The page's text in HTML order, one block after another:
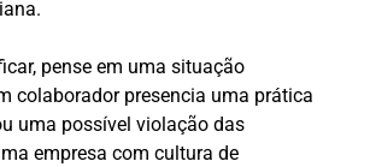
pense em uma situação
colaborador presencia uma prática
uma possível violação das
empresa com cultura de